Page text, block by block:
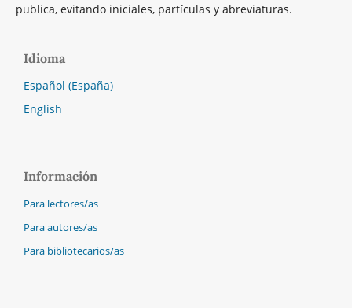
publica, evitando iniciales, partículas y abreviaturas.
Idioma
Español (España)
English
Información
Para lectores/as
Para autores/as
Para bibliotecarios/as